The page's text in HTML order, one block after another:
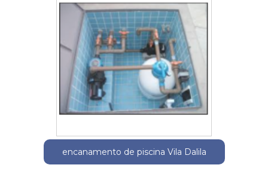
encanamento de piscina Vila Dalila